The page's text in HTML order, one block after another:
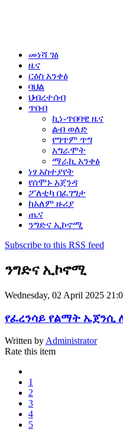
መነሻ ገፅ
ዜና
ርዕስ አንቀፅ
ባህል
ህብረተሰብ
ጥበብ
ኪነ-ጥበባዊ ዜና
ልብ ወለድ
የግጥም ጥግ
አግራሞት
ማራኪ አንቀፅ
ነፃ አስተያየት
የሰሞኑ አጀንዳ
ፖለቲካ በፈገግታ
ከአለም ዙሪያ
ጤና
ንግድና ኢኮኖሚ
Subscribe to this RSS feed
ንግድና ኢኮኖሚ
Wednesday, 02 April 2025
የፈረንሳይ የልማት ኤጀንሲ
Written by Administrator
Rate this item
1
2
3
4
5